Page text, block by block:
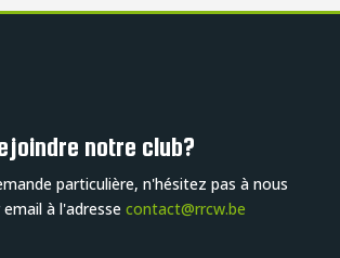
notre club?
particulière, n'hésitez pas à nous
à l'adresse contact@rrcw.be